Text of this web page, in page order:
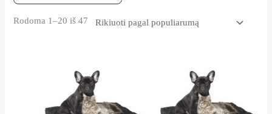
Rodoma 1–20 iš 47